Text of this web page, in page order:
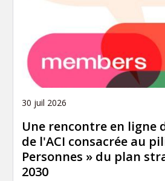
30 juil 2026
Une rencontre en ligne
de l'ACI consacrée au
Personnes » du plan
2030